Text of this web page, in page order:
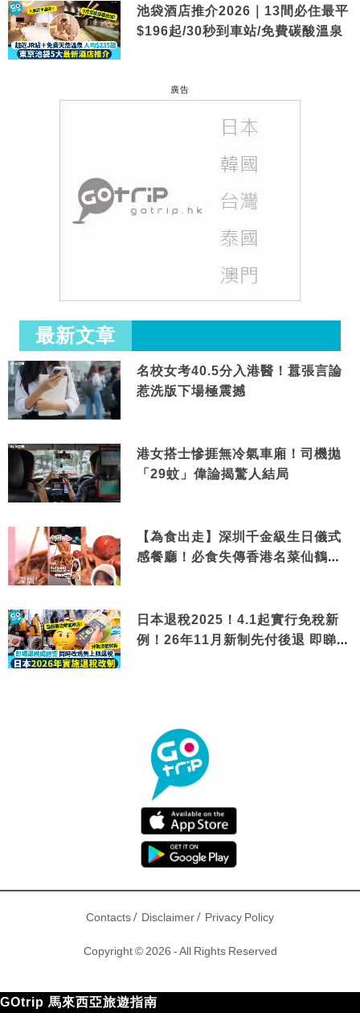
池袋酒店推介2026｜13間必住最平
$196起/30秒到車站/免費碳酸溫泉
廣告
最新文章
名校女考40.5分入港醫！囂張言論
惹洗版下場極震撼
港女搭士慘捱無冷氣車廂！司機拋
「29蚊」偉論揭驚人結局
【為食出走】深圳千金級生日儀式
感餐廳！必食失傳香港名菜仙鶴神
日本退稅2025！4.1起實行免稅新
例！26年11月新制先付後退 即睇步
Contacts/ Disclaimer/ Privacy Policy
Copyright © 2026 - All Rights Reserved
GOtrip 馬來西亞旅遊指南